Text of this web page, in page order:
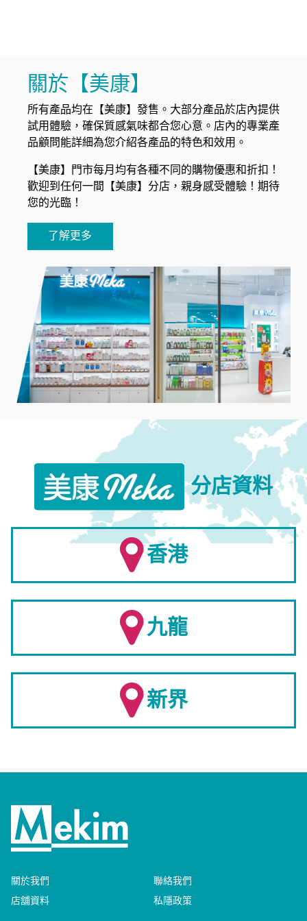
關於【美康】
所有產品均在【美康】發售。大部分產品於店內提供
試用體驗，確保質感氣味都合您心意。店內的專業產
品顧問能詳細為您介紹各產品的特色和效用。
【美康】門市每月均有各種不同的購物優惠和折扣！
歡迎到任何一間【美康】分店，親身感受體驗！期待
您的光臨！
了解更多
分店資料
香港
九龍
新界
關於我們 聯絡我們
店舖資料 私隱政策